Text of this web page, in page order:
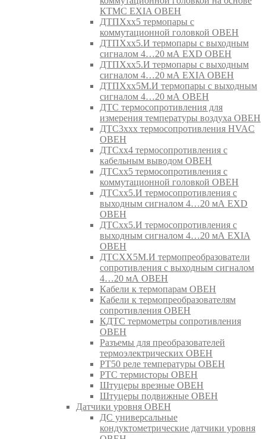
КТМС EXIA ОВЕН
ДТПХхх5 термопары с
коммутационной головкой ОВЕН
ДТПХхх5.И термопары с выходным
сигналом 4…20 мА EXD ОВЕН
ДТПХхх5.И термопары с выходным
сигналом 4…20 мА EXIA ОВЕН
ДТПХхх5М.И термопары с выходным
сигналом 4…20 мА ОВЕН
ДТС термосопротивления для
измерения температуры воздуха ОВЕН
ДТС3ххх термосопротивления HVAC
ОВЕН
ДТСхх4 термосопротивления с
кабельным выводом ОВЕН
ДТСхх5 термосопротивления с
коммутационной головкой ОВЕН
ДТСхх5.И термосопротивления с
выходным сигналом 4…20 мА EXD
ОВЕН
ДТСхх5.И термосопротивления с
выходным сигналом 4…20 мА EXIA
ОВЕН
ДТСХХ5М.И термопреобразователи
сопротивления с выходным сигналом
4…20 мА ОВЕН
Кабели к термопарам ОВЕН
Кабели к термопреобразователям
сопротивления ОВЕН
КДТС термометры сопротивления
ОВЕН
Разъемы для преобразователей
термоэлектрических ОВЕН
РТ50 реле температуры ОВЕН
РТС термисторы ОВЕН
Штуцеры врезные ОВЕН
Штуцеры подвижные ОВЕН
Датчики уровня ОВЕН
ДС универсальные
кондуктометрические датчики уровня